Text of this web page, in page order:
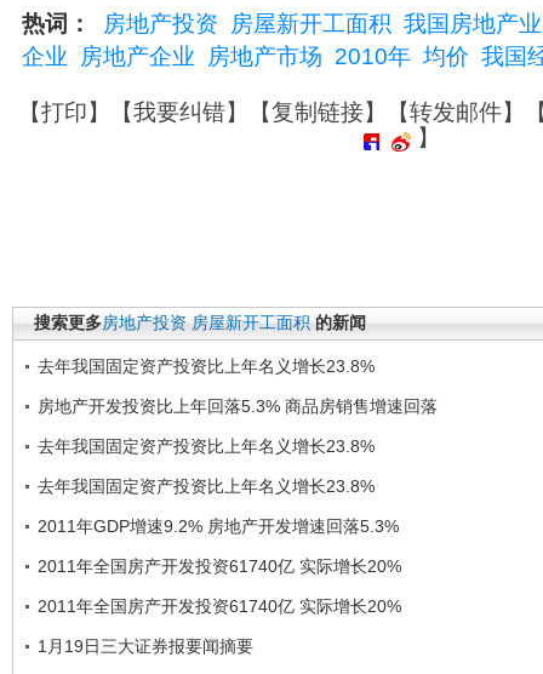
热词： 房地产投资 房屋新开工面积 我国房地产业
企业
房地产企业 房地产市场 2010年 均价 我国
【打印】【我要纠错】【复制链接】【转发邮件】
】
搜索更多房地产投资 房屋新开工面积 的新闻
去年我国固定资产投资比上年名义增长23.8%
房地产开发投资比上年回落5.3% 商品房销售增速回落
去年我国固定资产投资比上年名义增长23.8%
去年我国固定资产投资比上年名义增长23.8%
2011年GDP增速9.2% 房地产开发增速回落5.3%
2011年全国房产开发投资61740亿 实际增长20%
2011年全国房产开发投资61740亿 实际增长20%
1月19日三大证券报要闻摘要